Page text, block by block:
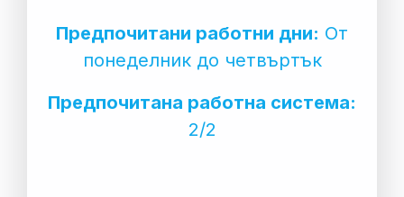
Предпочитани работни дни: От
понеделник до четвъртък
Предпочитана работна система:
2/2